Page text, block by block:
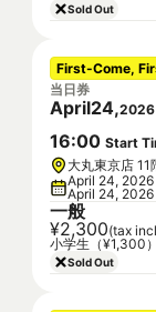
Sold Out
First-Come,
当日券
April24,2026
16:00 Start
大丸東京店 11
April 24,
April 24,
一般
¥2,300(tax
小学生（¥1,300）
Sold Out